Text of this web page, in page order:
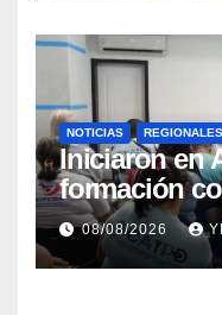
NOTICIAS REGIONALES
Iniciaron en
formación
atención a
discapacidad
08/08/2026